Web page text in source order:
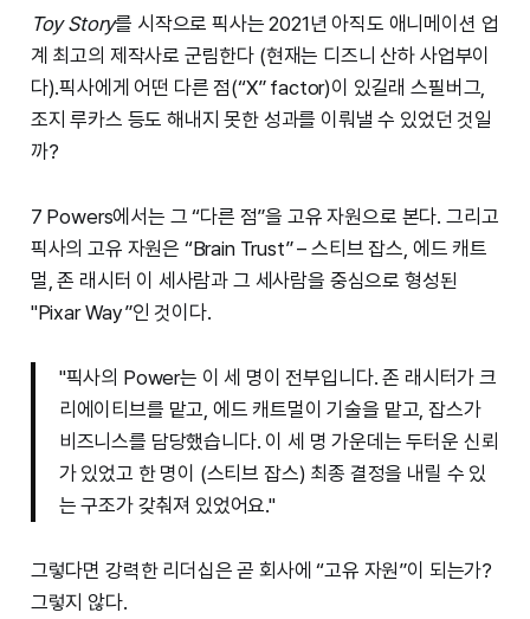
Toy Story를 시작으로 픽사는 2021년 아직도 애니메이션 업
계 최고의 제작사로 군림한다 (현재는 디즈니 산하 사업부이
다).픽사에게 어떤 다른 점(“X” factor)이 있길래 스필버그,
조지 루카스 등도 해내지 못한 성과를 이뤄낼 수 있었던 것일
까?
7 Powers에서는 그 “다른 점”을 고유 자원으로 본다. 그리고
픽사의 고유 자원은 “Brain Trust” – 스티브 잡스, 에드 캐트
멀, 존 래시터 이 세사람과 그 세사람을 중심으로 형성된
"Pixar Way”인 것이다.
"픽사의 Power는 이 세 명이 전부입니다. 존 래시터가 크
리에이티브를 맡고, 에드 캐트멀이 기술을 맡고, 잡스가
비즈니스를 담당했습니다. 이 세 명 가운데는 두터운 신뢰
가 있었고 한 명이 (스티브 잡스) 최종 결정을 내릴 수 있
는 구조가 갖춰져 있었어요."
그렇다면 강력한 리더십은 곧 회사에 “고유 자원”이 되는가?
그렇지 않다.